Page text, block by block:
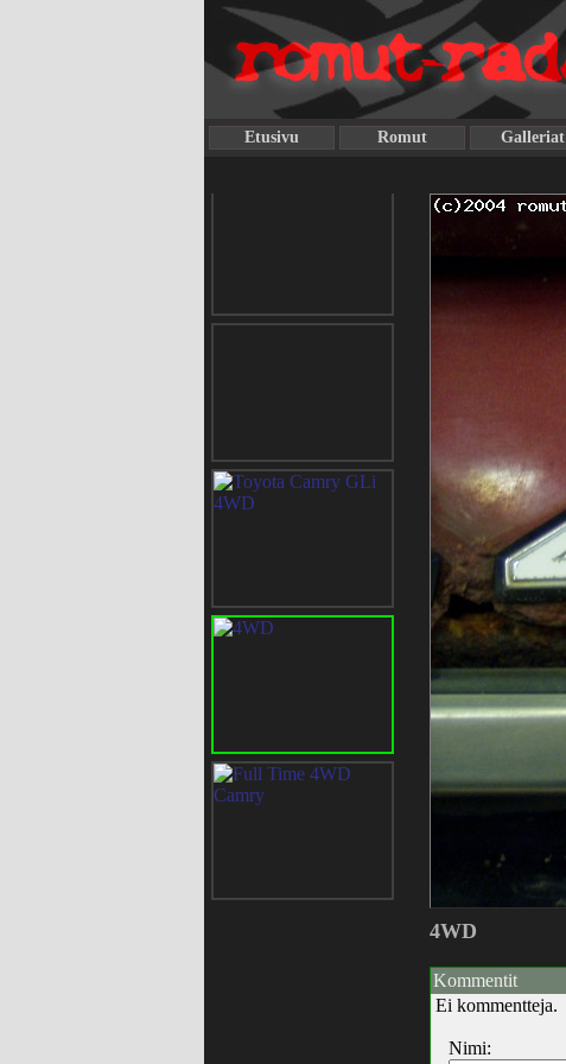
Etusivu Romut Galleriat
4WD
Kommentit
Ei kommentteja.
Nimi: